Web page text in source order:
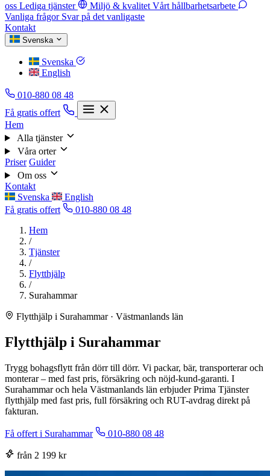
oss Lediga tjänster Miljö & kvalitet Vårt hållbarhetsarbete
Vanliga frågor Svar på det vanligaste
Kontakt
Svenska
Svenska
English
010-880 08 48
Få gratis offert
Hem
Alla tjänster
Våra orter
Priser Guider
Om oss
Kontakt
Svenska
English
Få gratis offert
010-880 08 48
Hem
/
Tjänster
/
Flytthjälp
/
Surahammar
Flytthjälp i Surahammar · Västmanlands län
Flytthjälp i Surahammar
Trygg bohagsflytt från dörr till dörr. Vi packar, bär, transporterar och
monterar – med fast pris, försäkring och nöjd-kund-garanti. I
Surahammar och hela Västmanlands län erbjuder Prima Tjänster
flytthjälp med fast pris, full försäkring och RUT-avdrag direkt på
fakturan.
Få offert i Surahammar 010-880 08 48
från 2 199 kr